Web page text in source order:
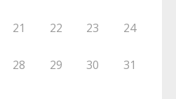
21 22 23 24
28 29 30 31